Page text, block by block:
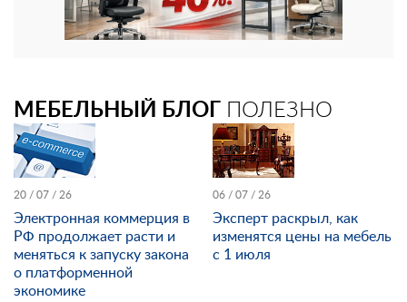
МЕБЕЛЬНЫЙ БЛОГ ПОЛЕЗНО
20 / 07 / 26
Электронная коммерция в
РФ продолжает расти и
меняться к запуску закона
о платформенной
экономике
06 / 07 / 26
Эксперт раскрыл, как
изменятся цены на мебель
с 1 июля